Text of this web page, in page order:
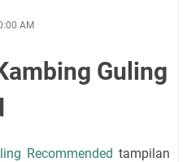
AM
Guling
Recommended tampilan